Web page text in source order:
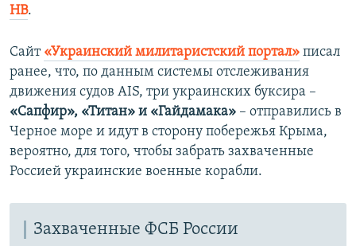
НВ.
Сайт «Украинский милитаристский портал» писал
ранее, что, по данным системы отслеживания
движения судов AIS, три украинских буксира –
«Сапфир», «Титан» и «Гайдамака» – отправились в
Черное море и идут в сторону побережья Крыма,
вероятно, для того, чтобы забрать захваченные
Россией украинские военные корабли.
Захваченные ФСБ России